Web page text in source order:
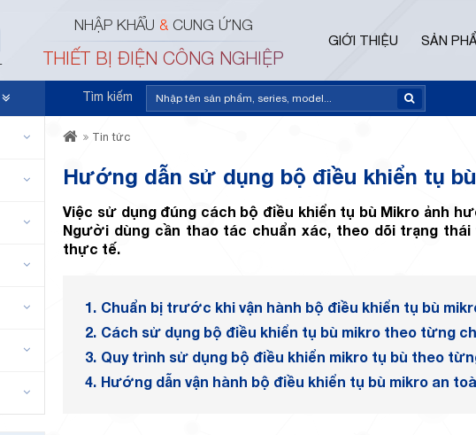
NHẬP KHẨU &CUNG ỨNG
THIẾT BỊ ĐIỆN CÔNG NGHIỆP
GIỚI THIỆU SẢN
Tìm kiếm
Tin tức
Hướng dẫn sử dụng bộ điều khiển tụ
Việc sử dụng đúng cách bộ điều khiển tụ bù Mikro ảnh
Người dùng cần thao tác chuẩn xác, theo dõi trạng
thực tế.
1. Chuẩn bị trước khi vận hành bộ điều khiển tụ bù
2. Cách sử dụng bộ điều khiển tụ bù mikro theo từng
3. Quy trình sử dụng bộ điều khiển mikro tụ bù theo
4. Hướng dẫn vận hành bộ điều khiển tụ bù mikro an